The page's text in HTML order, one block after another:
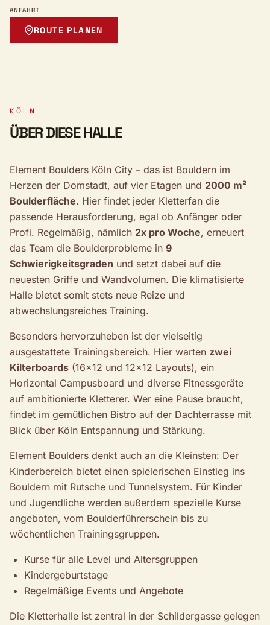
ANFAHRT
ROUTE PLANEN
KÖLN
ÜBER DIESE HALLE
Element Boulders Köln City – das ist Bouldern im
Herzen der Domstadt, auf vier Etagen und 2000 m²
Boulderfläche. Hier findet jeder Kletterfan die
passende Herausforderung, egal ob Anfänger oder
Profi. Regelmäßig, nämlich 2x pro Woche, erneuert
das Team die Boulderprobleme in 9
Schwierigkeitsgraden und setzt dabei auf die
neuesten Griffe und Wandvolumen. Die klimatisierte
Halle bietet somit stets neue Reize und
abwechslungsreiches Training.
Besonders hervorzuheben ist der vielseitig
ausgestattete Trainingsbereich. Hier warten zwei
Kilterboards (16x12 und 12x12 Layouts), ein
Horizontal Campusboard und diverse Fitnessgeräte
auf ambitionierte Kletterer. Wer eine Pause braucht,
findet im gemütlichen Bistro auf der Dachterrasse mit
Blick über Köln Entspannung und Stärkung.
Element Boulders denkt auch an die Kleinsten: Der
Kinderbereich bietet einen spielerischen Einstieg ins
Bouldern mit Rutsche und Tunnelsystem. Für Kinder
und Jugendliche werden außerdem spezielle Kurse
angeboten, vom Boulderführerschein bis zu
wöchentlichen Trainingsgruppen.
Kurse für alle Level und Altersgruppen
Kindergeburtstage
Regelmäßige Events und Angebote
Die Kletterhalle ist zentral in der Schildergasse gelegen